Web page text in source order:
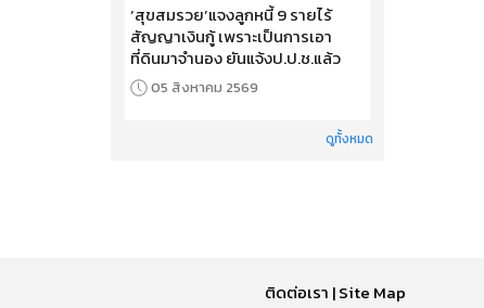
‘สุขสมรวย’แจงลูกหนี้ 9 รายไร้
สัญญาเงินกู้ เพราะเป็นการเอา
ที่ดินมาจำนอง ยันแจ้งป.ป.ช.แล้ว
05 สิงหาคม 2569
ดูทั้งหมด
ติดต่อเรา |Site Map